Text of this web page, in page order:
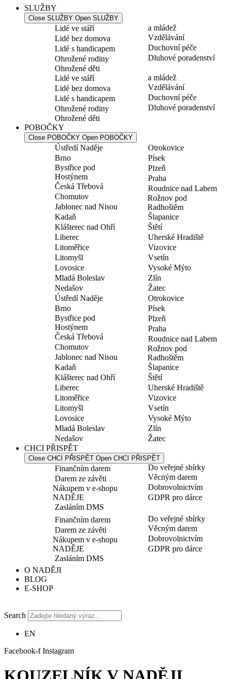
SLUŽBY
Close SLUŽBY Open SLUŽBY
Lidé ve stáří
Lidé bez domova
Lidé s handicapem
Ohrožené rodiny
Ohrožené děti
a mládež
Vzdělávání
Duchovní péče
Dluhové poradenství
Lidé ve stáří
Lidé bez domova
Lidé s handicapem
Ohrožené rodiny
Ohrožené děti
a mládež
Vzdělávání
Duchovní péče
Dluhové poradenství
POBOČKY
Close POBOČKY Open POBOČKY
Ústředí Naděje
Brno
Bystřice pod
Hostýnem
Česká Třebová
Chomutov
Jablonec nad Nisou
Kadaň
Klášterec nad Ohří
Liberec
Litoměřice
Litomyšl
Lovosice
Mladá Boleslav
Nedašov
Otrokovice
Písek
Plzeň
Praha
Roudnice nad Labem
Rožnov pod
Radhoštěm
Šlapanice
Štětí
Uherské Hradiště
Vizovice
Vsetín
Vysoké Mýto
Zlín
Žatec
Ústředí Naděje
Brno
Bystřice pod
Hostýnem
Česká Třebová
Chomutov
Jablonec nad Nisou
Kadaň
Klášterec nad Ohří
Liberec
Litoměřice
Litomyšl
Lovosice
Mladá Boleslav
Nedašov
Otrokovice
Písek
Plzeň
Praha
Roudnice nad Labem
Rožnov pod
Radhoštěm
Šlapanice
Štětí
Uherské Hradiště
Vizovice
Vsetín
Vysoké Mýto
Zlín
Žatec
CHCI PŘISPĚT
Close CHCI PŘISPĚT Open CHCI PŘISPĚT
Finančním darem
Darem ze závěti
Nákupem v e-shopu
NADĚJE
Zasláním DMS
Do veřejné sbírky
Věcným darem
Dobrovolnictvím
GDPR pro dárce
Finančním darem
Darem ze závěti
Nákupem v e-shopu
NADĚJE
Zasláním DMS
Do veřejné sbírky
Věcným darem
Dobrovolnictvím
GDPR pro dárce
O NADĚJI
BLOG
E-SHOP
Search
EN
Facebook-f Instagram